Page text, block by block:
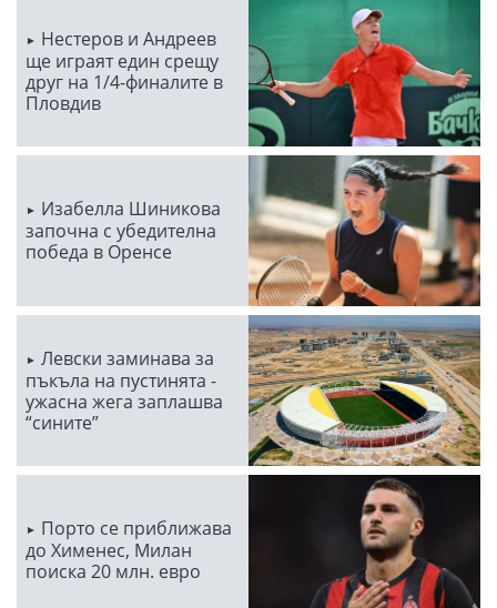
Нестеров и Андреев
ще играят един срещу
друг на 1/4-финалите в
Пловдив
Изабелла Шиникова
започна с убедителна
победа в Оренсе
Левски заминава за
пъкъла на пустинята -
ужасна жега заплашва
“сините”
Порто се приближава
до Хименес, Милан
поиска 20 млн. евро